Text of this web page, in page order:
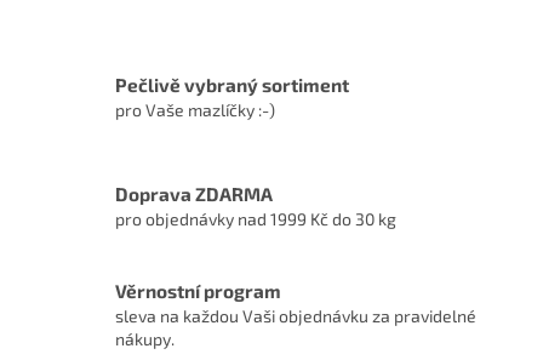
Pečlivě vybraný sortiment
pro Vaše mazlíčky :-)
Doprava ZDARMA
pro objednávky nad 1999 Kč do 30 kg
Věrnostní program
sleva na každou Vaši objednávku za pravidelné
nákupy.